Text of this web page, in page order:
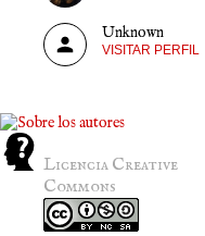
Unknown
VISITAR PERFIL
Licencia Creative
Commons